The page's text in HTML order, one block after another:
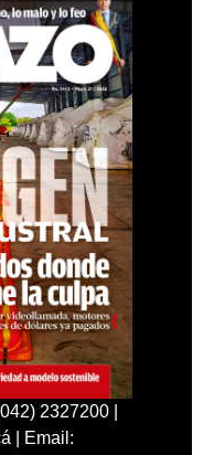
2327200 |
| Email: